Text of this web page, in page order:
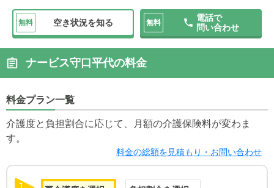
無料 空き状況を知る 無料
電話で
問い合わせ
ナービス守口平代の料金
料金プラン一覧
介護度と負担割合に応じて、月額の介護保険料が変わま
す。
料金の総額を見積もり・お問い合わせ